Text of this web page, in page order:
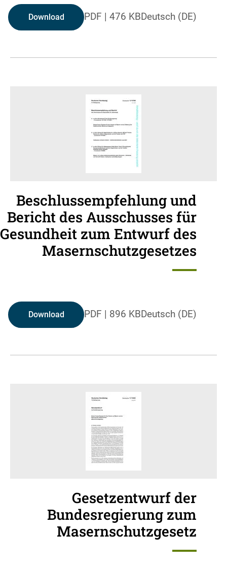
Deutsch (DE)
PDF | 476 KB
Download
Beschlussempfehlung und
Bericht des Ausschusses für
Gesundheit zum Entwurf des
Masernschutzgesetzes
Deutsch (DE)
PDF | 896 KB
Download
Gesetzentwurf der
Bundesregierung zum
Masernschutzgesetz